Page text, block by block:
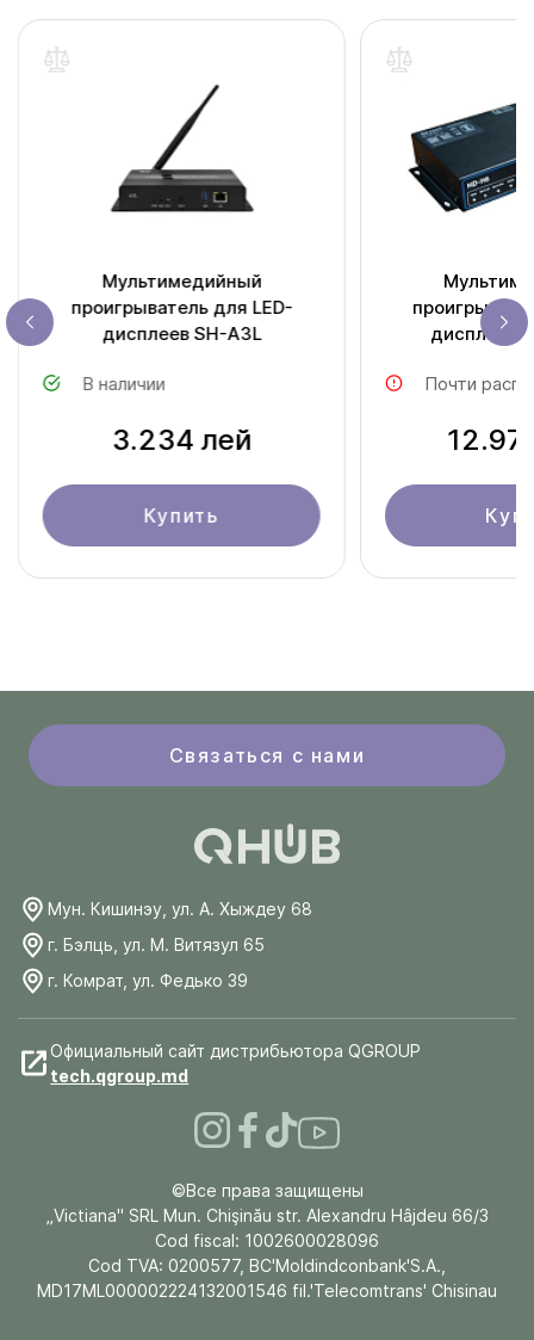
Мультимедийный
проигрыватель для LED-
дисплеев SH-A3L
В наличии
3.234 лей
Купить
Почти
Связаться с нами
Мун. Кишинэу, ул. А. Хыждеу 68
г. Бэлць, ул. М. Витязул 65
г. Комрат, ул. Федько 39
Официальный сайт дистрибьютора QGROUP
tech.qgroup.md
©Все права защищены
„Victiana" SRL Mun. Chişinău str. Alexandru Hâjdeu 66/3
Cod fiscal: 1002600028096
Cod TVA: 0200577, BC'Moldindconbank'S.A.,
MD17ML000002224132001546 fil.'Telecomtrans' Chisinau